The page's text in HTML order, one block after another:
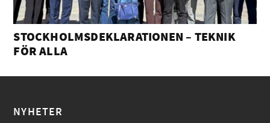
STOCKHOLMSDEKLARATIONEN – TEKNIK
FÖR ALLA
NYHETER